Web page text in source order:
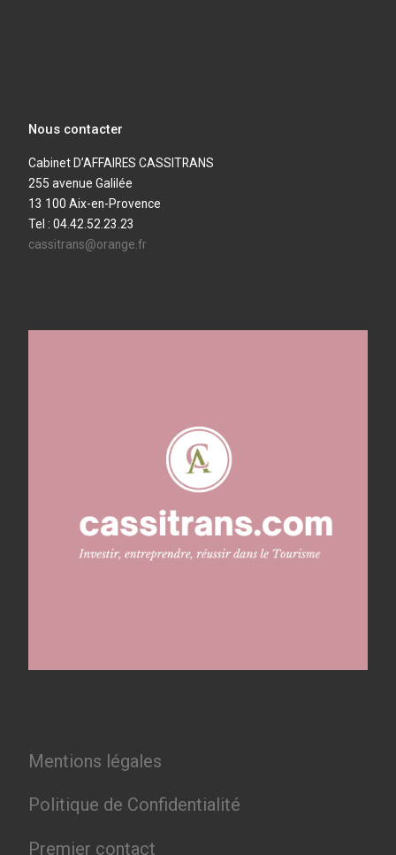
Nous contacter
Cabinet D’AFFAIRES CASSITRANS
255 avenue Galilée
13 100 Aix-en-Provence
Tel : 04.42.52.23.23
cassitrans@orange.fr
Mentions légales
Politique de Confidentialité
Premier contact